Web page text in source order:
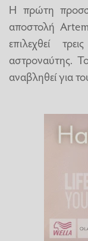
Η πρώτη
αποστολή
επιλεχθεί
αστροναύτης.
αναβληθεί για